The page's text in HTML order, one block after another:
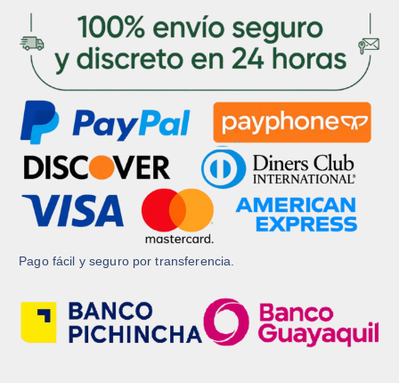
Pago fácil y seguro por transferencia.